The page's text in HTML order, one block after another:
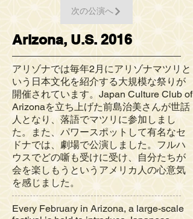
次の公演へ
Arizona, U.S. 2016
アリゾナでは毎年2月にアリゾナマツリと
いう日本文化を紹介する大規模な祭りが
開催されています。Japan Culture Club of
Arizonaを立ち上げた前島治美さんが世話
人となり、落語でマツリに参加しまし
た。また、パワースポットして有名なセ
ドナでは、劇場で公演しました。フルハ
ウスでどの噺も受けに受け、自分たちが
会を楽しもうというアメリカ人の心意気
を感じました。
Every February in Arizona, a large-scale